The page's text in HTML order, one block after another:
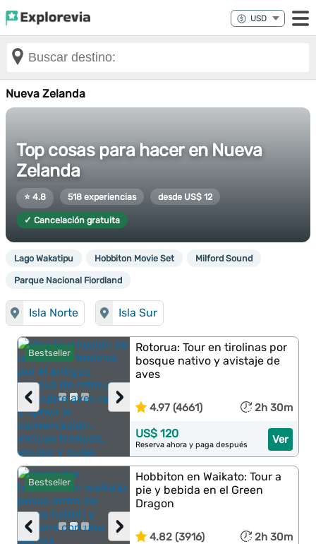
Nueva Zelanda
Top cosas para hacer en Nueva
Zelanda
⭐ 4.8 518 experiencias desde US$ 12
✓ Cancelación gratuita
Lago Wakatipu Hobbiton Movie Set Milford Sound
Parque Nacional Fiordland
Isla Norte Isla Sur
Bestseller
›
‹
Rotorua: Tour en tirolinas por
bosque nativo y avistaje de
aves
4.97 (4661) 2h 30m
Ver
US$ 120
Reserva ahora y paga después
Bestseller
›
‹
Hobbiton en Waikato: Tour a
pie y bebida en el Green
Dragon
4.82 (3916) 2h 30m